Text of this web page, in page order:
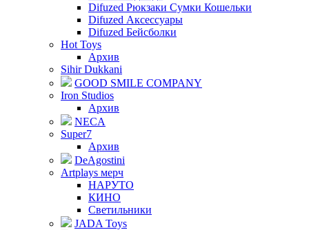
Difuzed Рюкзаки Сумки Кошельки
Difuzed Аксессуары
Difuzed Бейсболки
Hot Toys
Архив
Sihir Dukkani
GOOD SMILE COMPANY
Iron Studios
Архив
NECA
Super7
Архив
DeAgostini
Artplays мерч
НАРУТО
КИНО
Светильники
JADA Toys